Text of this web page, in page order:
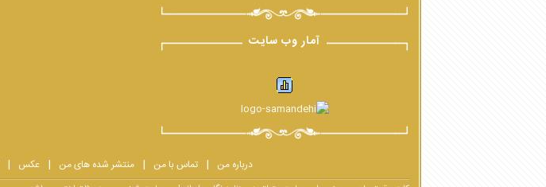
آمار وب سایت
درباره من تماس با من منتشر شده های من عکس